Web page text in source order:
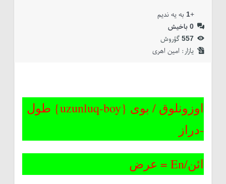
+
1 به یه ندیم
0باخیش
557گؤروش
یازار:‌ امین اهری
اوزونلوق / بوی {uzunluq-boy} طول
-دراز
ائن/En = عرض